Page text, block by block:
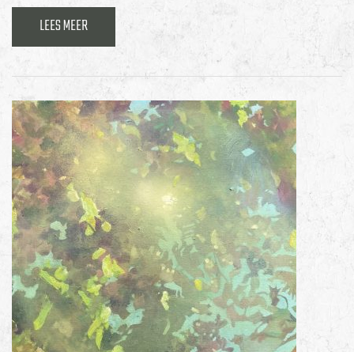
LEES MEER